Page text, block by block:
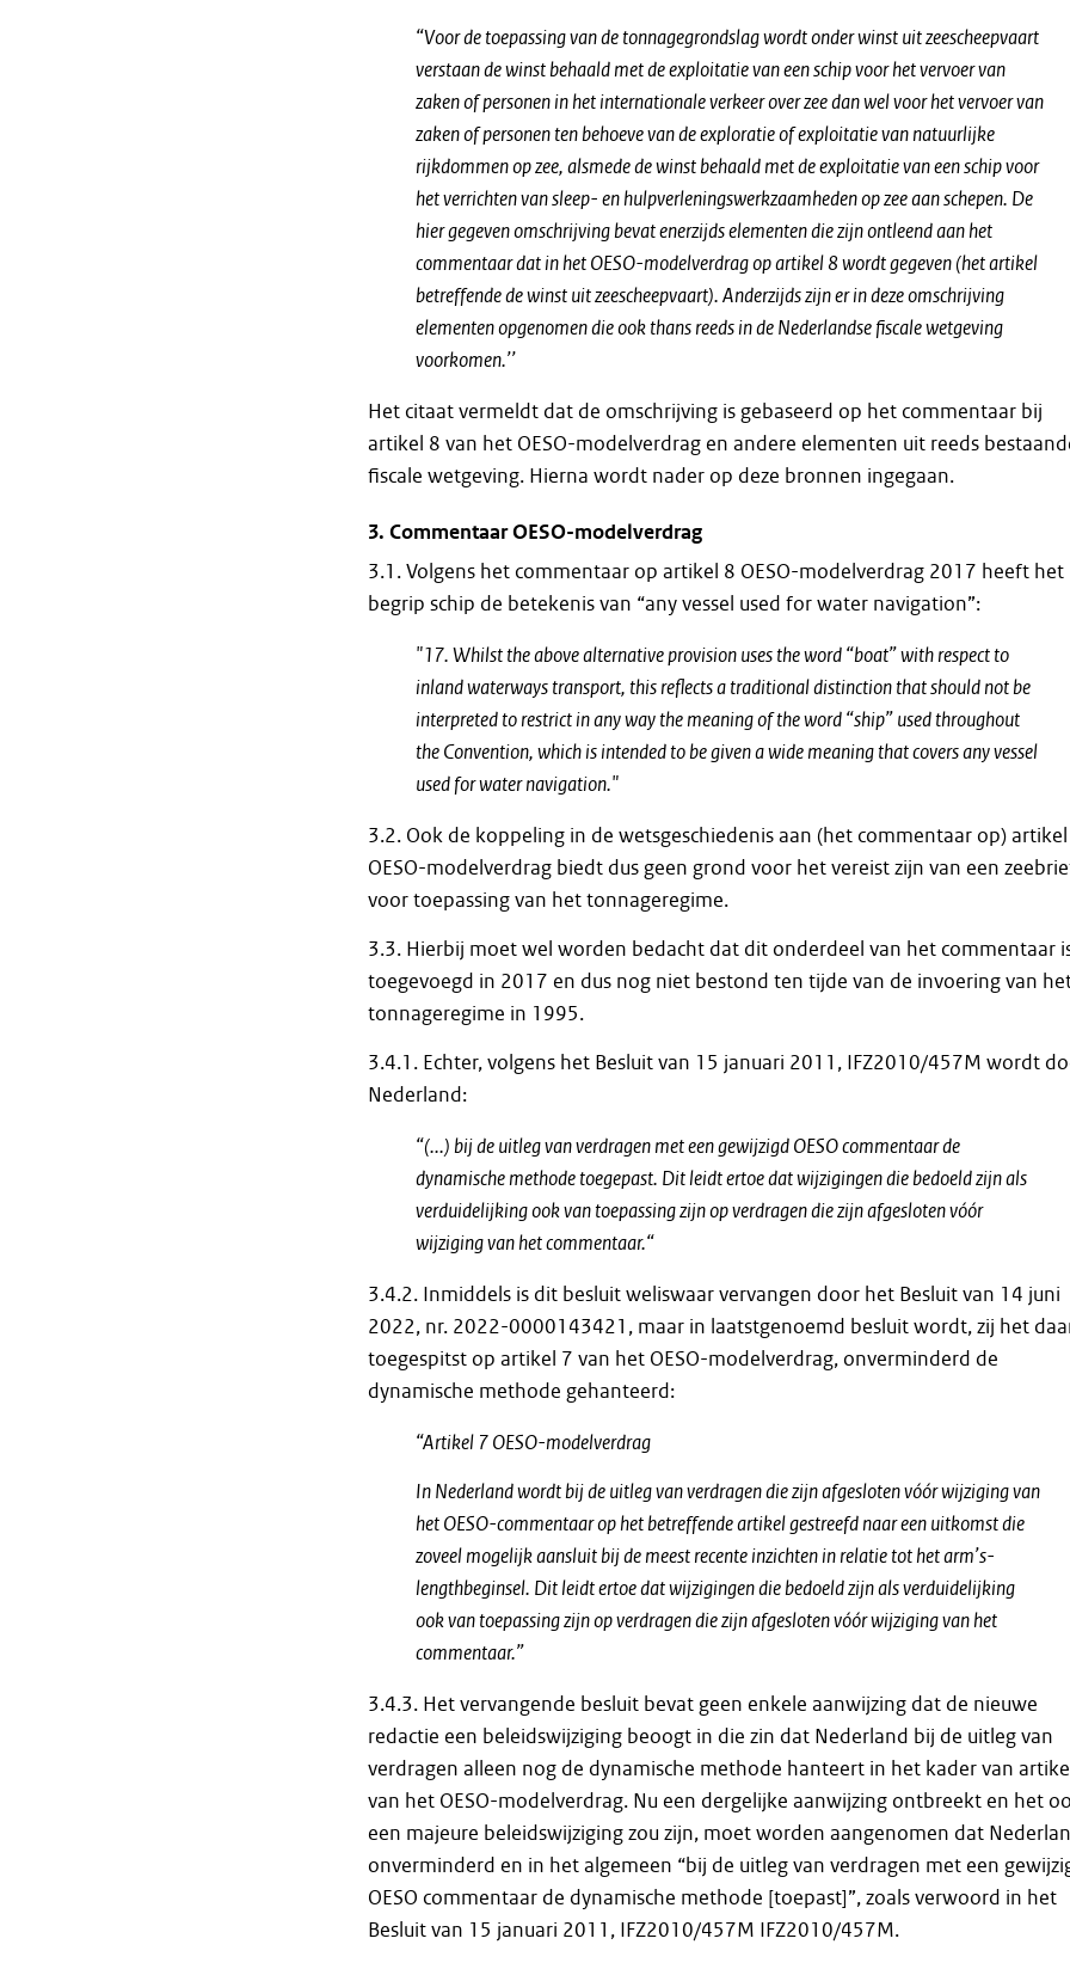
“Voor de toepassing van de tonnagegrondslag wordt onder winst uit zeescheepvaart
verstaan de winst behaald met de exploitatie van een schip voor het vervoer van
zaken of personen in het internationale verkeer over zee dan wel voor het vervoer van
zaken of personen ten behoeve van de exploratie of exploitatie van natuurlijke
rijkdommen op zee, alsmede de winst behaald met de exploitatie van een schip voor
het verrichten van sleep- en hulpverleningswerkzaamheden op zee aan schepen. De
hier gegeven omschrijving bevat enerzijds elementen die zijn ontleend aan het
commentaar dat in het OESO-modelverdrag op artikel 8 wordt gegeven (het artikel
betreffende de winst uit zeescheepvaart). Anderzijds zijn er in deze omschrijving
elementen opgenomen die ook thans reeds in de Nederlandse fiscale wetgeving
voorkomen.’’
Het citaat vermeldt dat de omschrijving is gebaseerd op het commentaar bij
artikel 8 van het OESO-modelverdrag en andere elementen uit reeds
fiscale wetgeving. Hierna wordt nader op deze bronnen ingegaan.
3. Commentaar OESO-modelverdrag
3.1. Volgens het commentaar op artikel 8 OESO-modelverdrag 2017 heeft het
begrip schip de betekenis van “any vessel used for water navigation”:
"17. Whilst the above alternative provision uses the word “boat” with respect to
inland waterways transport, this reflects a traditional distinction that should not be
interpreted to restrict in any way the meaning of the word “ship” used throughout
the Convention, which is intended to be given a wide meaning that covers any vessel
used for water navigation."
3.2. Ook de koppeling in de wetsgeschiedenis aan (het commentaar op)
OESO-modelverdrag biedt dus geen grond voor het vereist zijn van een
voor toepassing van het tonnageregime.
3.3. Hierbij moet wel worden bedacht dat dit onderdeel van het commentaar
toegevoegd in 2017 en dus nog niet bestond ten tijde van de invoering van
tonnageregime in 1995.
3.4.1. Echter, volgens het Besluit van 15 januari 2011, IFZ2010/457M wordt
Nederland:
“(...) bij de uitleg van verdragen met een gewijzigd OESO commentaar de
dynamische methode toegepast. Dit leidt ertoe dat wijzigingen die bedoeld zijn als
verduidelijking ook van toepassing zijn op verdragen die zijn afgesloten vóór
wijziging van het commentaar.“
3.4.2. Inmiddels is dit besluit weliswaar vervangen door het Besluit van 14 juni
2022, nr. 2022-0000143421, maar in laatstgenoemd besluit wordt, zij het
toegespitst op artikel 7 van het OESO-modelverdrag, onverminderd de
dynamische methode gehanteerd:
“Artikel 7 OESO-modelverdrag
In Nederland wordt bij de uitleg van verdragen die zijn afgesloten vóór wijziging van
het OESO-commentaar op het betreffende artikel gestreefd naar een uitkomst die
zoveel mogelijk aansluit bij de meest recente inzichten in relatie tot het arm’s-
lengthbeginsel. Dit leidt ertoe dat wijzigingen die bedoeld zijn als verduidelijking
ook van toepassing zijn op verdragen die zijn afgesloten vóór wijziging van het
commentaar.”
3.4.3. Het vervangende besluit bevat geen enkele aanwijzing dat de nieuwe
redactie een beleidswijziging beoogt in die zin dat Nederland bij de uitleg van
verdragen alleen nog de dynamische methode hanteert in het kader van
van het OESO-modelverdrag. Nu een dergelijke aanwijzing ontbreekt en het
een majeure beleidswijziging zou zijn, moet worden aangenomen dat
onverminderd en in het algemeen “bij de uitleg van verdragen met een
OESO commentaar de dynamische methode [toepast]”, zoals verwoord in het
Besluit van 15 januari 2011, IFZ2010/457M IFZ2010/457M.